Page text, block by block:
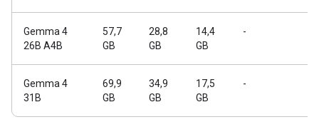
Gemma 4
26B A4B
57,7
GB
28,8
GB
14,4
GB
-
Gemma 4
31B
69,9
GB
34,9
GB
17,5
GB
-